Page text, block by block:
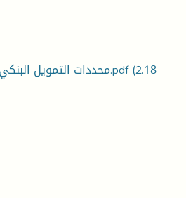
محددات التمویل البنكي في المؤسسات الصغیرة.pdf(2.18